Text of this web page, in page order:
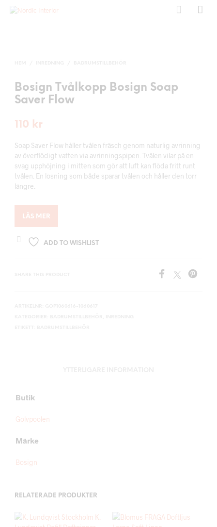
Bosign Tvålkopp Bosign Soap
Saver Flow
110 kr
Soap Saver Flow håller tvålen fräsch genom naturlig avrinning
av överflödigt vatten via avrinningspipen. Tvålen vilar på en
svag upphöjning i mitten som gör att luft kan flöda fritt runt
tvålen. En lösning som både sparar tvålen och håller den torr
längre.
LÄS MER
ADD TO WISHLIST
Butik
Golvpoolen
Märke
Bosign
RELATERADE PRODUKTER